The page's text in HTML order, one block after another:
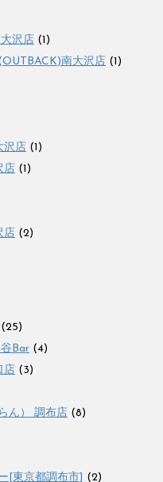
沢店 (1)
南大沢店 (1)
沢店 (1)
店 (1)
店 (2)
(25)
Bar (4)
店 (3)
ん） 調布店 (8)
[東京都調布市]
(2)